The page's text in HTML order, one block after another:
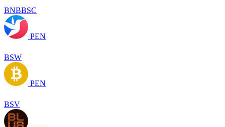
BNBBSC
PEN
BSW
PEN
BSV